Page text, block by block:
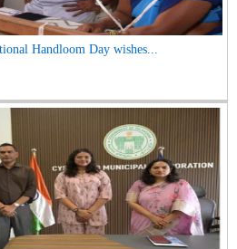
Handloom Day wishes...